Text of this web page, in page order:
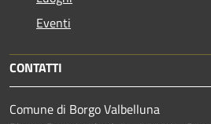
Eventi
CONTATTI
Comune di Borgo Valbelluna